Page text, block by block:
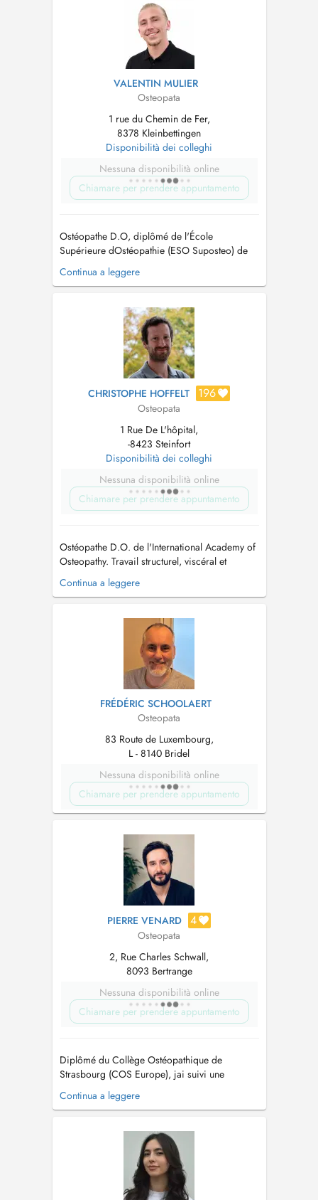
à L-8410 Steinfort, juste en face ...
VALENTIN MULIER
Osteopata
1 rue du Chemin de Fer,
8378 Kleinbettingen
Disponibilità dei colleghi
Nessuna disponibilità online
Chiamare per prendere appuntamento
Ostéopathe D.O, diplômé de l'École
Supérieure dOstéopathie (ESO Suposteo) de
Paris, exerce depuis Août 2026 au Centre Kiné
et Ostéo Hemmer à Steinfort. Prise en charge
séniors, sportifs et personnes en situation de
handicap. Consultations les lun...
Continua a leggere
CHRISTOPHE HOFFELT 196
Osteopata
1 Rue De L'hôpital,
-8423 Steinfort
Disponibilità dei colleghi
Nessuna disponibilità online
Chiamare per prendere appuntamento
Ostéopathe D.O. de l'International Academy of
Osteopathy. Travail structurel, viscéral et
crânien Spécialisé en ostéopathie pédiatrique
et en manipulation structurelle tissulaire...
Continua a leggere
FRÉDÉRIC SCHOOLAERT
Osteopata
83 Route de Luxembourg,
L - 8140 Bridel
Nessuna disponibilità online
Chiamare per prendere appuntamento
PIERRE VENARD 4
Osteopata
2, Rue Charles Schwall,
8093 Bertrange
Nessuna disponibilità online
Chiamare per prendere appuntamento
Diplômé du Collège Ostéopathique de
Strasbourg (COS Europe), jai suivi une
formation en ostéopathie en cinq années,
certifiée RNCP niveau 7. Au cours de ma
en milieu hospitalier et en maternité.
Ostéopathe depuis 2022, jexerce également en
Continua a leggere